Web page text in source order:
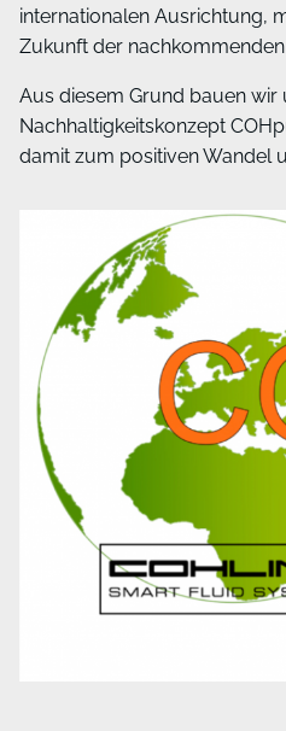
internationalen Ausrichtung,
Zukunft der nachkommenden
Aus diesem Grund bauen wir
Nachhaltigkeitskonzept
damit zum positiven Wandel